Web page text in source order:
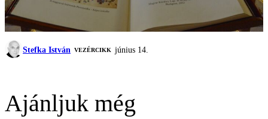
Stefka István VEZÉRCIKK június 14.
Ajánljuk még